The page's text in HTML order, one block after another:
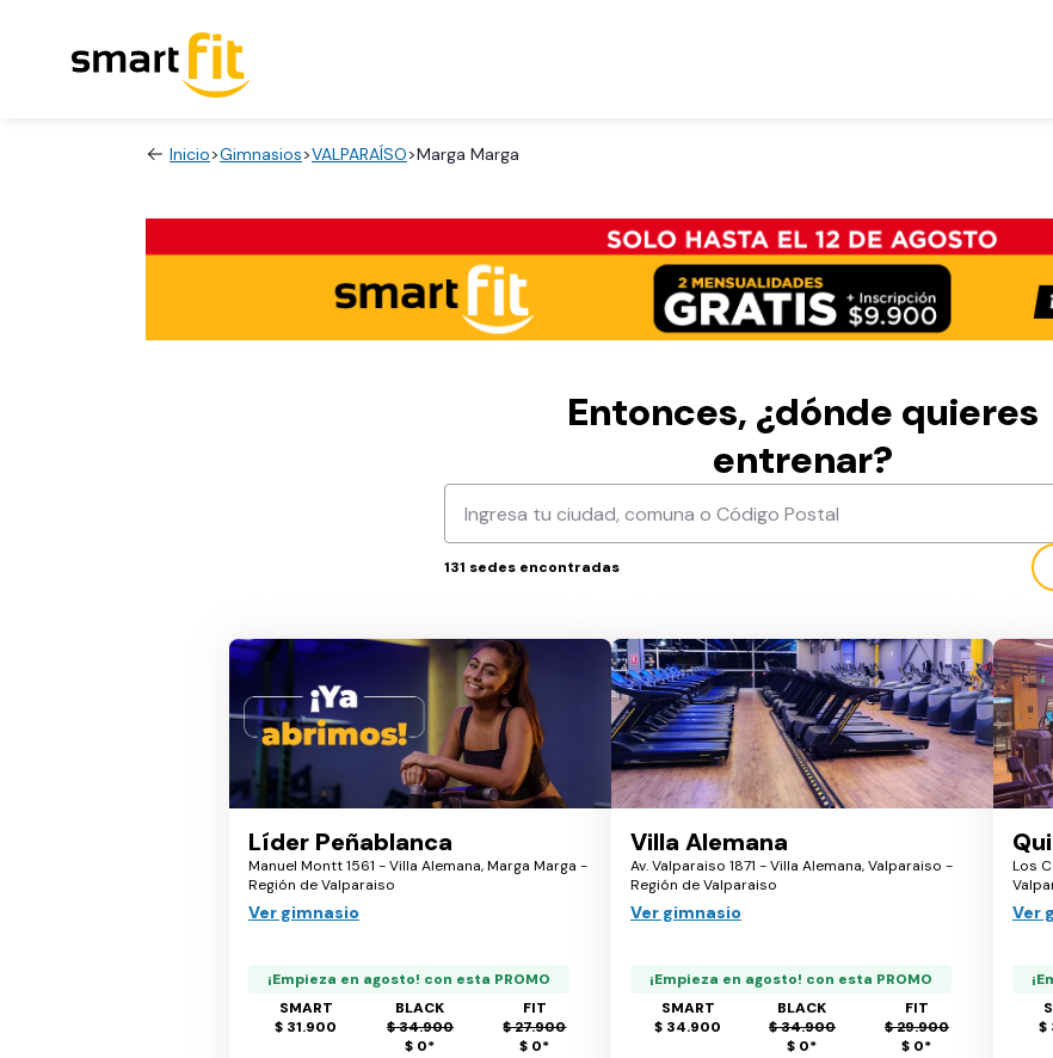
Inicio>Gimnasios>VALPARAÍSO>Marga Marga
Entonces, ¿dónde quieres
entrenar?
131 sedes encontradas
Líder Peñablanca
Manuel Montt 1561 - Villa Alemana, Marga Marga -
Región de Valparaiso
Ver gimnasio
¡Empieza en agosto! con esta PROMO
SMART
$ 31.900
BLACK
$ 34.900
$ 0*
FIT
$ 27.900
$ 0*
Villa Alemana
Av. Valparaiso 1871 - Villa Alemana, Valparaiso -
Región de Valparaiso
Ver gimnasio
¡Empieza en agosto! con esta PROMO
SMART
$ 34.900
BLACK
$ 34.900
$ 0*
FIT
$ 29.900
$ 0*
Los
Ver
$